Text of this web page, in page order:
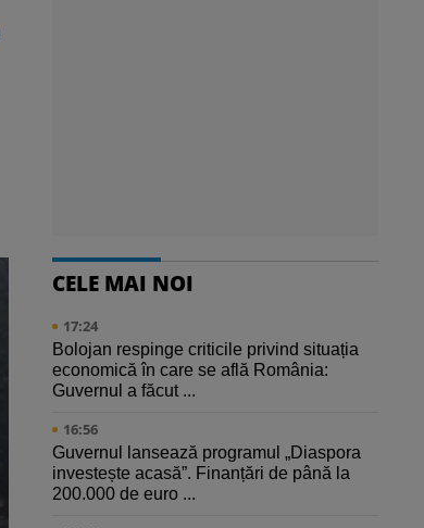
CELE MAI NOI
17:24
Bolojan respinge criticile privind situația
economică în care se află România:
Guvernul a făcut ...
16:56
Guvernul lansează programul „Diaspora
investește acasă”. Finanțări de până la
200.000 de euro ...